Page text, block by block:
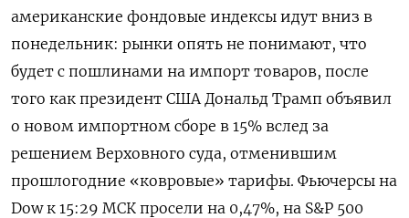
американские фондовые индексы ‌идут вниз в
понедельник: рынки опять не понимают, ​что ​
будет с ​пошлинами ⁠на импорт ‌товаров, после
‌того как президент США Дональд Трамп ​объявил
о ‌новом импортном сборе в ​15% вслед за
решением ‌Верховного суда, отменившим
прошлогодние «ковровые» тарифы. Фьючерсы ​на
​Dow ‌к 15:29 МСК ​просели на 0,47%, на S&P 500